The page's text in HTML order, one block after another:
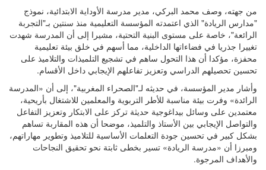
من جهته، وصف محمد البركي، مدير مدرسة الأوداية الابتدائية، نموذج
"مدارس الريادة" الذي اعتمدته المؤسسة التعليمية منذ سنتين بـ"التجربة
الرائعة"، خاصة على مستوى البنية التحتية، مشيرا إلى أن المدرسة شهدت
تغييرا جذريا في فضاءاتها الداخلية، مما أسهم في خلق بيئة تعليمية
محفزة، مؤكدا أن هذا التحول ساهم في تشجيع التلميذات والتلاميذ على
تحسين تحصيلهم الدراسي وتعزيز تفاعلهم الإيجابي داخل الأقسام.
وأشار مدير المؤسسة، في حديثه لـ"الصحراء المغربية"، إلى أن «المدرسة
الرائدة» وفرت بيئة مناسبة للأطر التربوية والمعلمين للاشتغال بأريحية،
معتمدين على وسائل بيداغوجية حديثة تركز على الابتكار وتعزيز التفاعل
والتواصل الإيجابي بين الأستاذ والتلميذ، موضحا أن هذه المقاربة تساهم
بشكل كبير في تحسين جودة التعلمات الأساسية للتلاميذ وتطوير مهاراتهم،
ومبرزا أن «مدرسة الريادة» تسير بخطى ثابتة نحو تحقيق النجاحات
والأهداف المرجوة.